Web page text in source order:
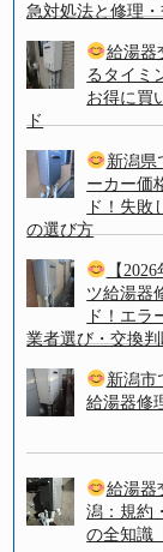
急対処法と修理
給湯器
るタイミ
お得に買
ド
新潟県
ーカー価
ド！失敗
の選び方
【
ツ給湯器
ド！エラ
業者選び・交換
新潟市
給湯器修
給湯器
潟：規約
の全知識